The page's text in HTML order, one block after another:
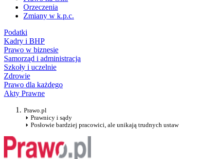
Orzeczenia
Zmiany w k.p.c.
Podatki
Kadry i BHP
Prawo w biznesie
Samorząd i administracja
Szkoły i uczelnie
Zdrowie
Prawo dla każdego
Akty Prawne
Prawo.pl
Prawnicy i sądy
Posłowie bardziej pracowici, ale unikają trudnych ustaw